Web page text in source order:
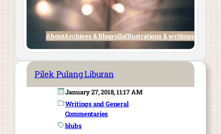
AboutArchives & BlogrollsIllustrations & writings
Pilek Pulang Liburan
January 27, 2018, 11:17 AM
Writings and General
Commentaries
blubs